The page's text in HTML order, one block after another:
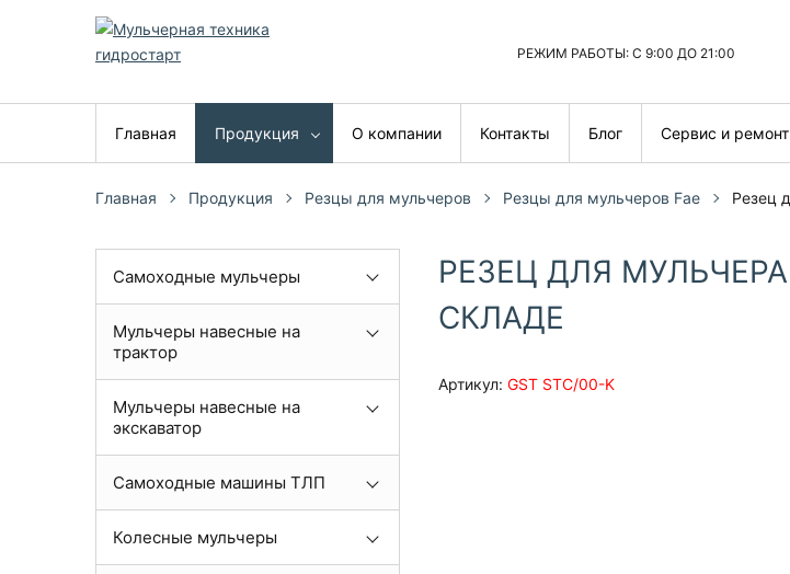
РЕЖИМ РАБОТЫ: С 9:00 ДО 21:00
Главная Продукция О компании Контакты Блог Сервис и ремонт
Главная Продукция Резцы для мульчеров Резцы для мульчеров Fae Резец
РЕЗЕЦ ДЛЯ МУЛЬЧЕРА
СКЛАДЕ
Артикул: GST STC/00-K
Самоходные мульчеры
Мульчеры навесные на
трактор
Мульчеры навесные на
экскаватор
Самоходные машины ТЛП
Колесные мульчеры